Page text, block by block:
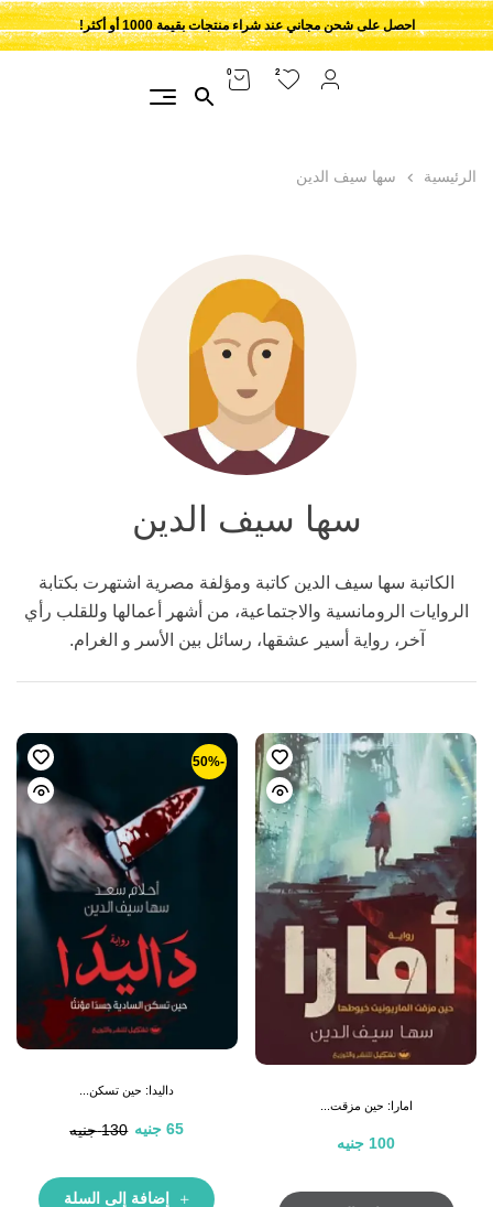
احصل على شحن مجاني عند شراء منتجات بقيمة 1000 أو أكثر!
2
0
الرئيسية سها سيف الدين
سها سيف الدين
الكاتبة سها سيف الدين كاتبة ومؤلفة مصرية اشتهرت بكتابة
الروايات الرومانسية والاجتماعية، من أشهر أعمالها وللقلب رأي
آخر، رواية أسير عشقها، رسائل بين الأسر و الغرام.
امارا: حين مزقت...
100 جنيه
-50%
داليدا: حين تسكن...
130 جنيه 65 جنيه
إضافة إلى السلة